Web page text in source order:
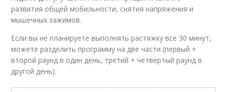
развития общей мобильности, снятия напряжения и
мышечных зажимов.
Если вы не планируете выполнять растяжку все 30 минут,
можете разделить программу на две части (первый +
второй раунд в один день, третий + четвертый раунд в
другой день).